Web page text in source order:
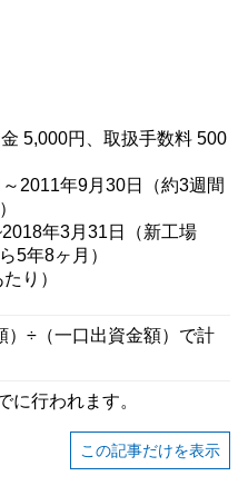
円、取扱手数料 500
年9月30日（約3週間
年3月31日（新工場
5年8ヶ月）
り）
）÷（一口出資金額）で計
に行われます。
この記事だけを表示